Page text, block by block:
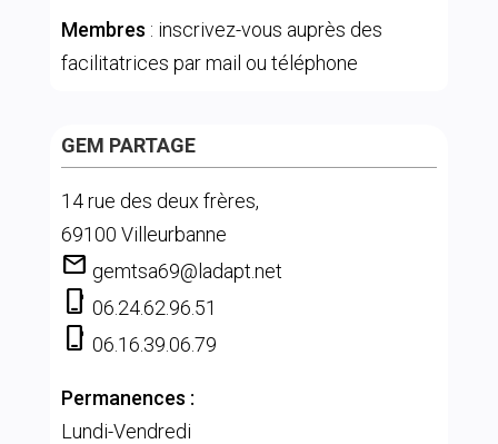
Membres : inscrivez-vous auprès des
facilitatrices par mail ou téléphone
GEM PARTAGE
14 rue des deux frères,
69100 Villeurbanne
mail gemtsa69@ladapt.net
phone_iphone 06.24.62.96.51
phone_iphone 06.16.39.06.79
Permanences :
Lundi-Vendredi